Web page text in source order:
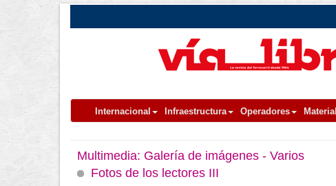
Internacional Infraestructura Operadores Material
Multimedia: Galería de imágenes - Varios
Fotos de los lectores III